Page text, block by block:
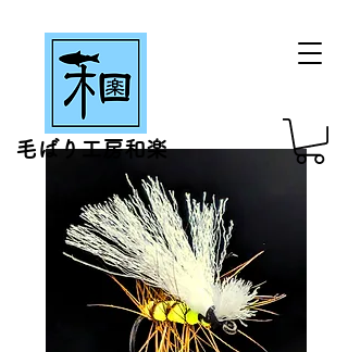
毛ばり工房和楽